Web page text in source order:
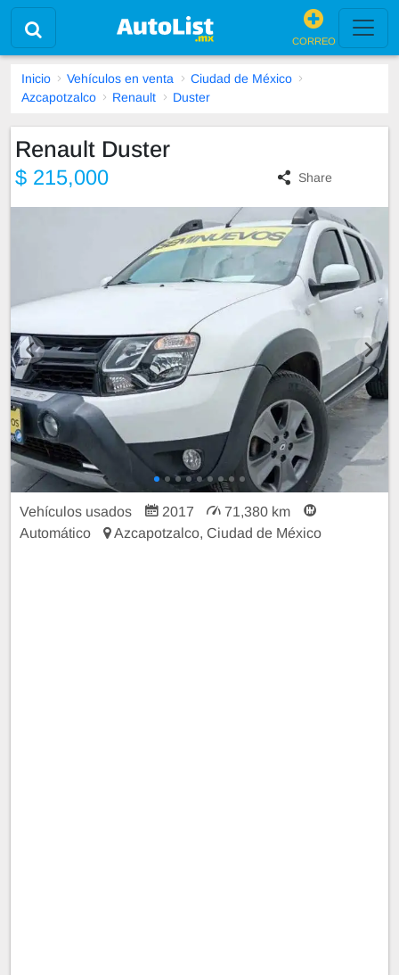
CORREO
Inicio Vehículos en venta
Ciudad de México
Azcapotzalco
Renault Duster
Renault Duster
$ 215,000 Share
Vehículos usados 2017
71,380 km
Automático
Azcapotzalco, Ciudad de México